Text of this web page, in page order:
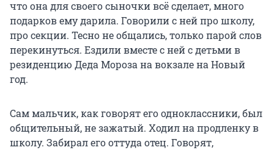
что она для своего сыночки всё сделает, много
подарков ему дарила. Говорили с ней про школу,
про секции. Тесно не общались, только парой слов
перекинуться. Ездили вместе с ней с детьми в
резиденцию Деда Мороза на вокзале на Новый
год.
Сам мальчик, как говорят его одноклассники, был
общительный, не зажатый. Ходил на продленку в
школу. Забирал его оттуда отец. Говорят,